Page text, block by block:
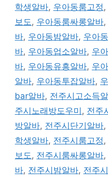
학생알바, 우아동룸고정 ,
보도 , 우아동룸싸롱알바,
바, 우아동밤알바, 우아
바, 우아동업소알바, 우
바, 우아동유흥알바, 우
알바, 우아동투잡알바,
bar알바, 전주시고소득
주시노래방도우미 , 전주
방알바, 전주시단기알바,
학생알바, 전주시룸고정 ,
보도 , 전주시룸싸롱알바,
바, 전주시밤알바, 전주